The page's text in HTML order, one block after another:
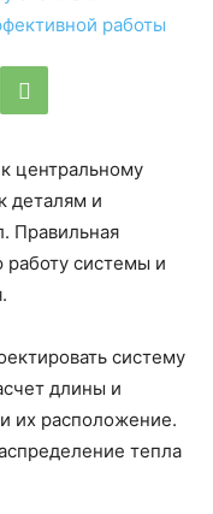
центральному
деталям и
Правильная
работу системы и
систему
длины и
их расположение.
тепла